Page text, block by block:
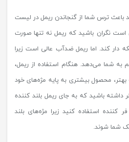
باعث ترس شما از گنجاندن ریمل در لیست
است نگران باشید که ریمل نه تنها صورت
دار کند. اما ریمل ضدآب عالی است زیرا
به شما می‌دهد. هنگام استفاده از ریمل،
محصول بیشتری به پایه مژه‌های خود
داشته باشید که به جای ریمل بلند کننده
کننده استفاده کنید زیرا مژه‌های بلند
شما شوند.